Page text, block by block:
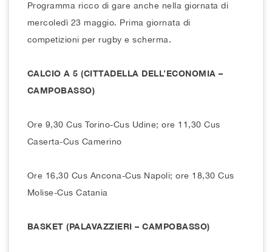
Programma ricco di gare anche nella giornata di
mercoledì 23 maggio. Prima giornata di
competizioni per rugby e scherma.
CALCIO A 5 (CITTADELLA DELL’ECONOMIA –
CAMPOBASSO)
Ore 9,30 Cus Torino-Cus Udine; ore 11,30 Cus
Caserta-Cus Camerino
Ore 16,30 Cus Ancona-Cus Napoli; ore 18,30 Cus
Molise-Cus Catania
BASKET (PALAVAZZIERI – CAMPOBASSO)